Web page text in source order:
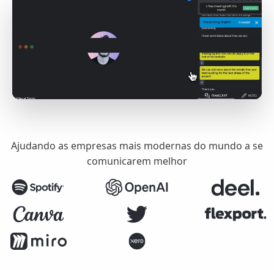
Ajudando as empresas mais modernas do mundo a se
comunicarem melhor